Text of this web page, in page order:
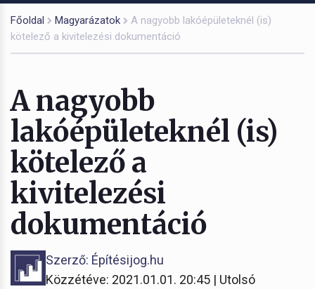
Főoldal Magyarázatok
A nagyobb lakóépületeknél (is)
kötelező a kivitelezési dokumentáció
A nagyobb
lakóépületeknél (is)
kötelező a
kivitelezési
dokumentáció
Szerző: Építésijog.hu
Közzétéve: 2021.01.01. 20:45 | Utolsó